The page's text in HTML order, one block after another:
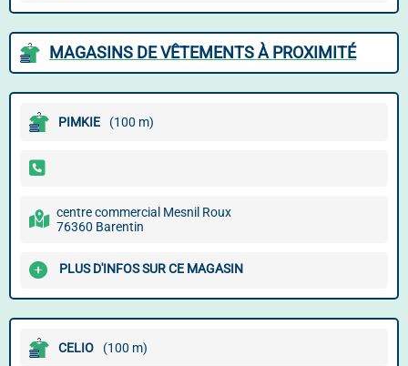
MAGASINS DE VÊTEMENTS À PROXIMITÉ
PIMKIE (100 m)
centre commercial Mesnil Roux
76360 Barentin
PLUS D'INFOS SUR CE MAGASIN
CELIO (100 m)